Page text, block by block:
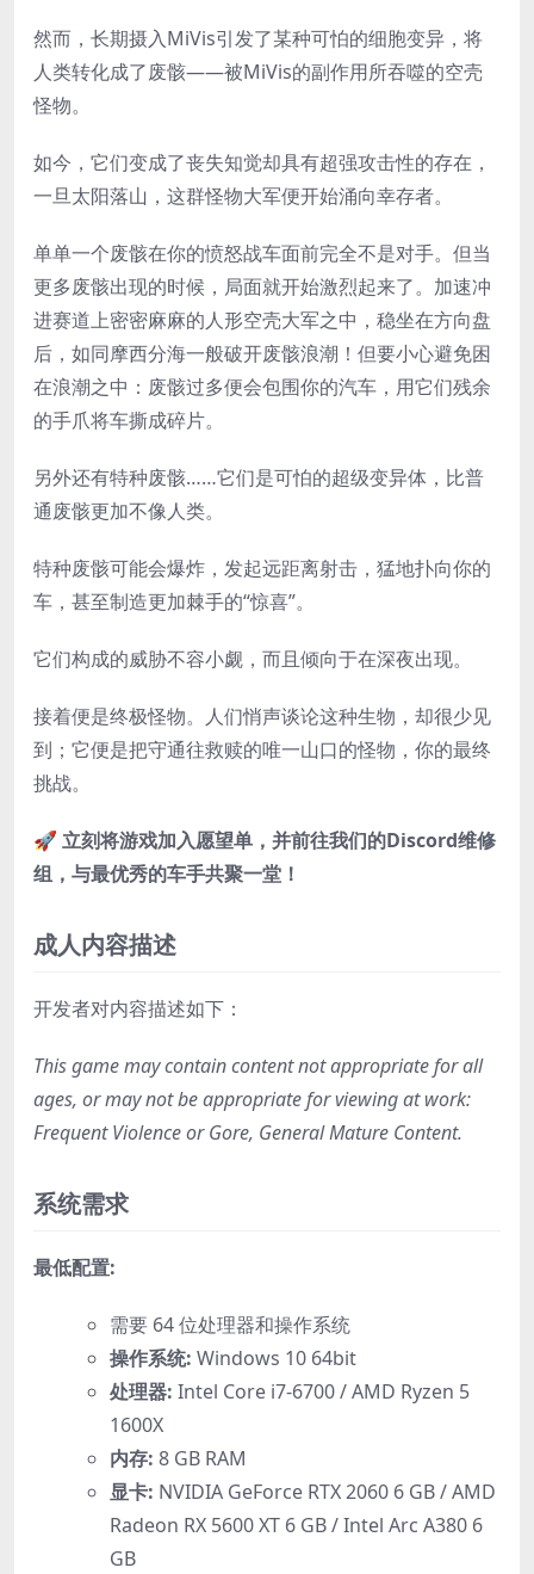
然而，长期摄入MiVis引发了某种可怕的细胞变异，将
人类转化成了废骸——被MiVis的副作用所吞噬的空壳
怪物。
如今，它们变成了丧失知觉却具有超强攻击性的存在，
一旦太阳落山，这群怪物大军便开始涌向幸存者。
单单一个废骸在你的愤怒战车面前完全不是对手。但当
更多废骸出现的时候，局面就开始激烈起来了。加速冲
进赛道上密密麻麻的人形空壳大军之中，稳坐在方向盘
后，如同摩西分海一般破开废骸浪潮！但要小心避免困
在浪潮之中：废骸过多便会包围你的汽车，用它们残余
的手爪将车撕成碎片。
另外还有特种废骸……它们是可怕的超级变异体，比普
通废骸更加不像人类。
特种废骸可能会爆炸，发起远距离射击，猛地扑向你的
车，甚至制造更加棘手的“惊喜”。
它们构成的威胁不容小觑，而且倾向于在深夜出现。
接着便是终极怪物。人们悄声谈论这种生物，却很少见
到；它便是把守通往救赎的唯一山口的怪物，你的最终
挑战。
🚀 立刻将游戏加入愿望单，并前往我们的Discord维修
组，与最优秀的车手共聚一堂！
成人内容描述
开发者对内容描述如下：
This game may contain content not appropriate for all
ages, or may not be appropriate for viewing at work:
Frequent Violence or Gore, General Mature Content.
系统需求
最低配置:
需要 64 位处理器和操作系统
操作系统: Windows 10 64bit
处理器: Intel Core i7-6700 / AMD Ryzen 5
1600X
内存: 8 GB RAM
显卡: NVIDIA GeForce RTX 2060 6 GB / AMD
Radeon RX 5600 XT 6 GB / Intel Arc A380 6
GB